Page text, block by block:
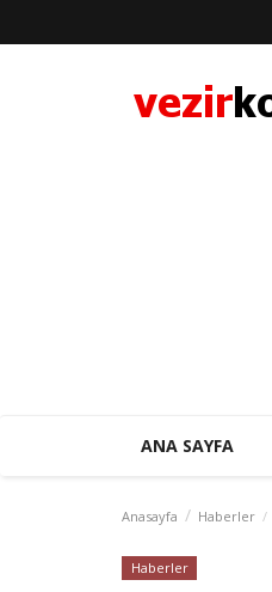
ANA SAYFA
Anasayfa Haberler
Haberler